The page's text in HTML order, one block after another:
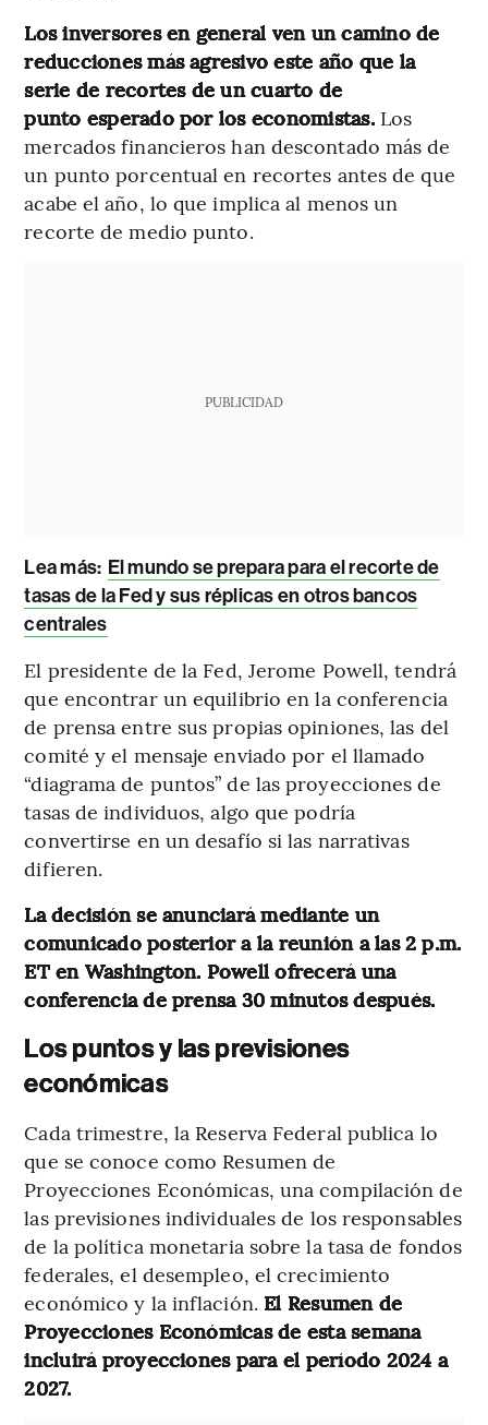
Los inversores en general ven un camino de
reducciones más agresivo este año que la
serie de recortes de un cuarto de
punto esperado por los economistas. Los
mercados financieros han descontado más de
un punto porcentual en recortes antes de que
acabe el año, lo que implica al menos un
recorte de medio punto.
PUBLICIDAD
Lea más: El mundo se prepara para el recorte de
tasas de la Fed y sus réplicas en otros bancos
centrales
El presidente de la Fed, Jerome Powell, tendrá
que encontrar un equilibrio en la conferencia
de prensa entre sus propias opiniones, las del
comité y el mensaje enviado por el llamado
“diagrama de puntos” de las proyecciones de
tasas de individuos, algo que podría
convertirse en un desafío si las narrativas
difieren.
La decisión se anunciará mediante un
comunicado posterior a la reunión a las 2 p.m.
ET en Washington. Powell ofrecerá una
conferencia de prensa 30 minutos después.
Los puntos y las previsiones
económicas
Cada trimestre, la Reserva Federal publica lo
que se conoce como Resumen de
Proyecciones Económicas, una compilación de
las previsiones individuales de los responsables
de la política monetaria sobre la tasa de fondos
federales, el desempleo, el crecimiento
económico y la inflación.El Resumen de
Proyecciones Económicas de esta semana
incluirá proyecciones para el período 2024 a
2027.